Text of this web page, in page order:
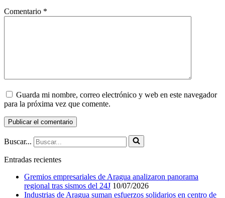
Comentario *
Guarda mi nombre, correo electrónico y web en este navegador
para la próxima vez que comente.
Buscar...
Entradas recientes
Gremios empresariales de Aragua analizaron panorama
regional tras sismos del 24J 10/07/2026
Industrias de Aragua suman esfuerzos solidarios en centro de